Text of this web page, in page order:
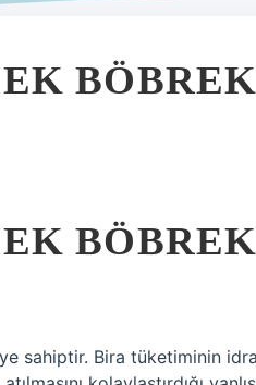
sahiptir. Bira tüketiminin idrara